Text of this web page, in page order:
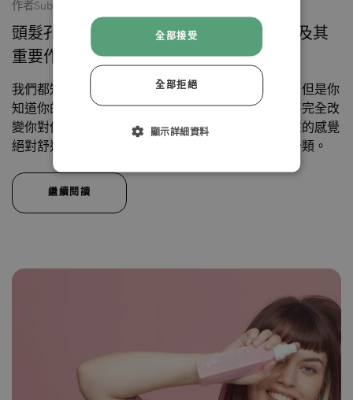
作者Subinuer Xiayiding
頭髮孔隙率指南：多孔性 & 低孔性頭髮以及其
重要作用
我們都知道自己的髮質：盤發、捲髮、直發、浪發。但是你
知道你的頭髮孔隙度嗎？深入了解你的頭髮孔隙度將完全改
變你對你的頭髮的護理方式，使它們看起來和摸起來的感覺
絕對舒適。這篇文章將介紹每個頭髮孔隙度水平的分類。
繼續閱讀
拒絕
接受
全部接受
全部拒絕
顯示詳細資料